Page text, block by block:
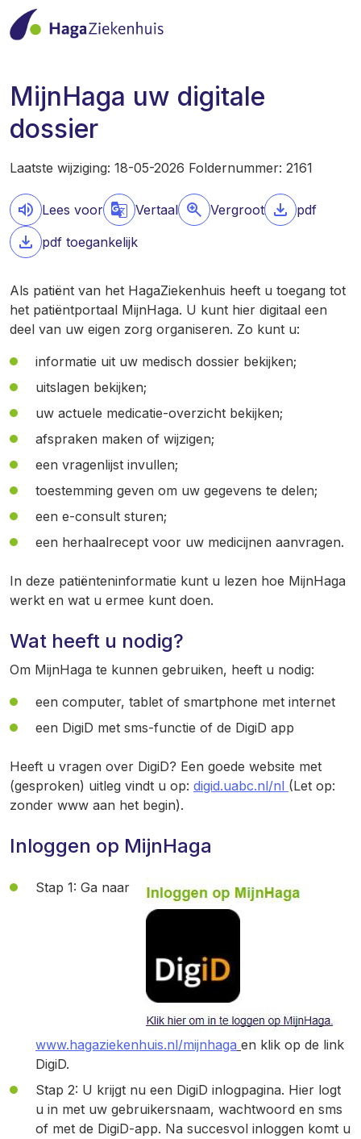
MijnHaga uw digitale
dossier
Laatste wijziging: 18-05-2026 Foldernummer: 2161
Lees voor Vertaal Vergroot
pdf
pdf toegankelijk
Als patiënt van het HagaZiekenhuis heeft u toegang tot
het patiëntportaal MijnHaga. U kunt hier digitaal een
deel van uw eigen zorg organiseren. Zo kunt u:
informatie uit uw medisch dossier bekijken;
uitslagen bekijken;
uw actuele medicatie-overzicht bekijken;
afspraken maken of wijzigen;
een vragenlijst invullen;
toestemming geven om uw gegevens te delen;
een e-consult sturen;
een herhaalrecept voor uw medicijnen aanvragen.
In deze patiënteninformatie kunt u lezen hoe MijnHaga
werkt en wat u ermee kunt doen.
Wat heeft u nodig?
Om MijnHaga te kunnen gebruiken, heeft u nodig:
een computer, tablet of smartphone met internet
een DigiD met sms-functie of de DigiD app
Heeft u vragen over DigiD? Een goede website met
(gesproken) uitleg vindt u op: digid.uabc.nl/nl (Let op:
zonder www aan het begin).
Inloggen op MijnHaga
Stap 1: Ga naar
www.hagaziekenhuis.nl/mijnhaga en klik op de link
DigiD.
Stap 2: U krijgt nu een DigiD inlogpagina. Hier logt
u in met uw gebruikersnaam, wachtwoord en sms
of met de DigiD-app. Na succesvol inloggen komt u